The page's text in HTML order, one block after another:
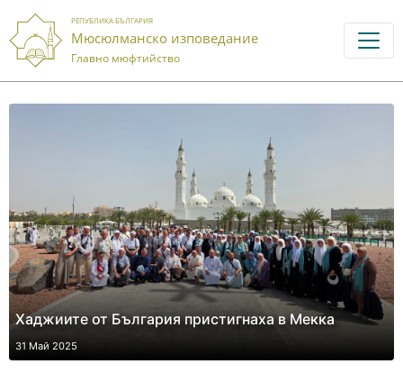
РЕПУБЛИКА БЪЛГАРИЯ
Мюсюлманско изповедание
Главно мюфтийство
Хаджиите от България пристигнаха в Мекка
31 Май 2025